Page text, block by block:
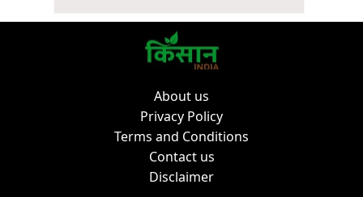
About us
Privacy Policy
Terms and Conditions
Contact us
Disclaimer